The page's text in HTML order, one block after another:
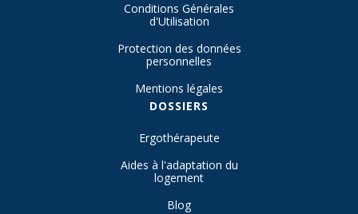
Conditions Générales
d'Utilisation
Protection des données
personnelles
Mentions légales
DOSSIERS
Ergothérapeute
Aides à l'adaptation du
logement
Blog